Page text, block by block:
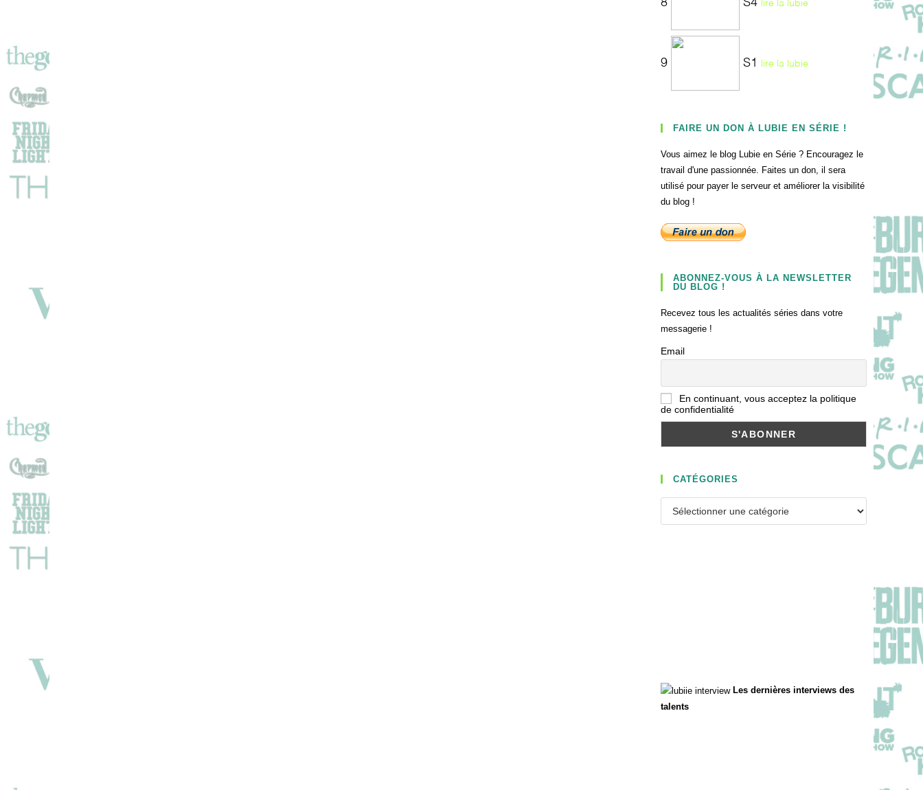
8 S4 lire la lubie
9 S1 lire la lubie
FAIRE UN DON À LUBIE EN SÉRIE !
Vous aimez le blog Lubie en Série ? Encouragez le
travail d'une passionnée. Faites un don, il sera
utilisé pour payer le serveur et améliorer la visibilité
du blog !
ABONNEZ-VOUS À LA NEWSLETTER
DU BLOG !
Recevez tous les actualités séries dans votre
messagerie !
Email
En continuant, vous acceptez la politique
de confidentialité
CATÉGORIES
Les dernières interviews des
talents